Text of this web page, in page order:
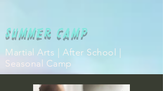
SUMMER CAMP
Martial Arts | After School |
Seasonal Camp